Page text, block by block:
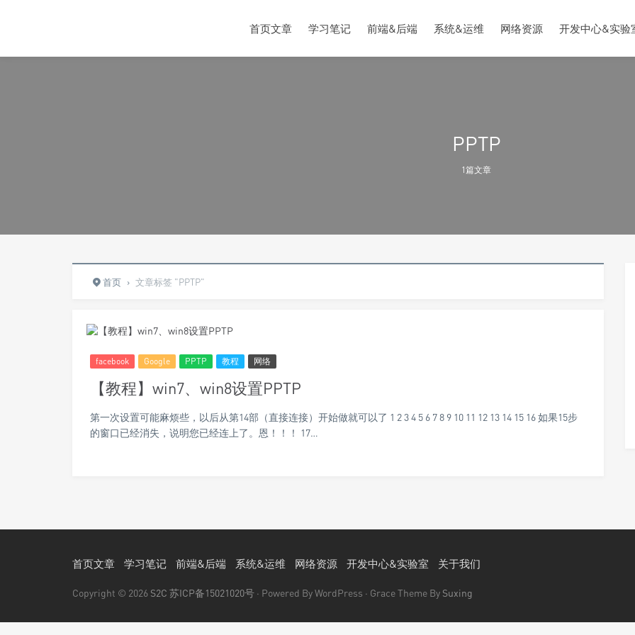
首页文章 学习笔记 前端&后端 系统&运维 网络资源 开发中心&实验
PPTP
1篇文章
首页 › 文章标签 "PPTP"
facebook Google PPTP 教程 网络
【教程】win7、win8设置PPTP
第一次设置可能麻烦些，以后从第14部（直接连接）开始做就可以了 1 2 3 4 5 6 7 8 9 10 11 12 13 14 15 16 如果15步
的窗口已经消失，说明您已经连上了。恩！！！ 17…
首页文章 学习笔记 前端&后端 系统&运维 网络资源 开发中心&实验室 关于我们
Copyright © 2026 S2C 苏ICP备15021020号 · Powered By WordPress · Grace Theme By Suxing